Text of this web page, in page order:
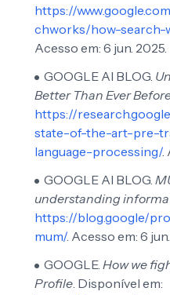
https://
chworks/how-
Acesso em: 6 jun. 2025.
GOOGLE AI BLOG.
Better Than Ever
https://
state-of-the-art-pre-
language-processing/.
GOOGLE AI BLOG.
understanding
https://blog.google/
mum/. Acesso em: 6
GOOGLE. How we
Profile . Disponível em: